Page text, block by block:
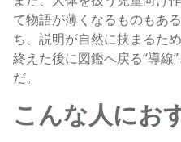
て物語が薄くなるものもあ
ち、説明が自然に挟まるた
終えた後に図鑑へ戻る“導線
だ。
こんな人にお